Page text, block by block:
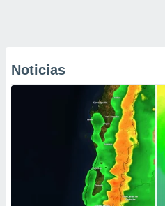
Noticias